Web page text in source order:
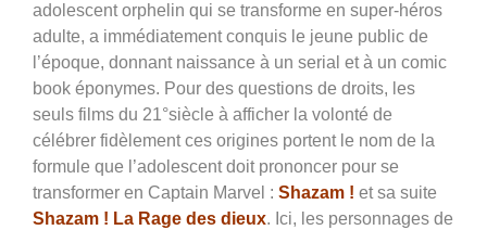
adolescent orphelin qui se transforme en super-héros
adulte, a immédiatement conquis le jeune public de
l’époque, donnant naissance à un serial et à un comic
book éponymes. Pour des questions de droits, les
seuls films du 21°siècle à afficher la volonté de
célébrer fidèlement ces origines portent le nom de la
formule que l’adolescent doit prononcer pour se
transformer en Captain Marvel : Shazam ! et sa suite
Shazam ! La Rage des dieux. Ici, les personnages de